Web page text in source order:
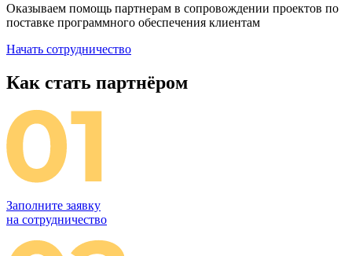
Оказываем помощь партнерам в сопровождении проектов по
поставке программного обеспечения клиентам
Начать сотрудничество
Как стать партнёром
Заполните заявку
на сотрудничество